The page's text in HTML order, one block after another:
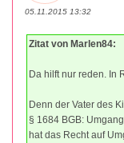
05.11.2015 13:32
Zitat von Marlen84:
Da hilft nur reden. In
Denn der Vater des
§ 1684 BGB:
hat das Recht auf